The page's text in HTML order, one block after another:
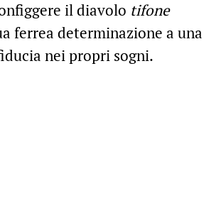
il diavolo tifone
ferrea determinazione a una
nei propri sogni.